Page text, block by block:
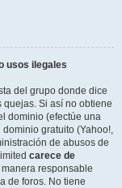
usos ilegales
del grupo donde dice
quejas. Si así no obtiene
dominio (efectúe una
gratuito (Yahoo!,
de abusos de
carece de
responsable
de foros. No tiene